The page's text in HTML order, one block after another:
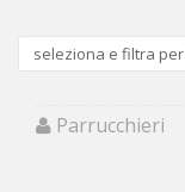
seleziona e filtra per
Parrucchieri